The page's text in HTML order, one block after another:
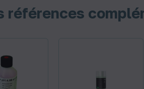
références